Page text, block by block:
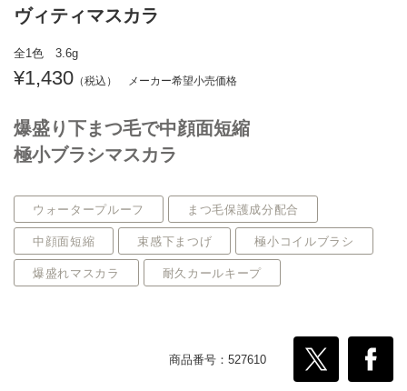
ヴィティマスカラ
全1色 3.6g
1,430
爆盛り下まつ毛で中顔面短縮
極小ブラシマスカラ
ウォータープルーフ まつ毛保護成分配合
中顔面短縮 束感下まつげ 極小コイルブラシ
爆盛れマスカラ 耐久カールキープ
商品番号：527610